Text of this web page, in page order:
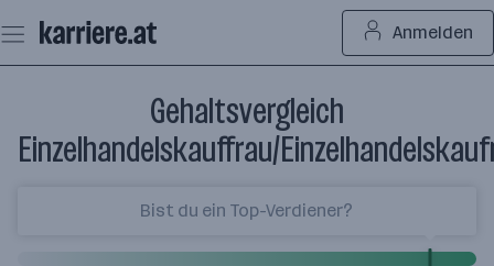
Seiteninhalt
springen
Anmelden
Gehaltsvergleich
Einzelhandelskauffrau/